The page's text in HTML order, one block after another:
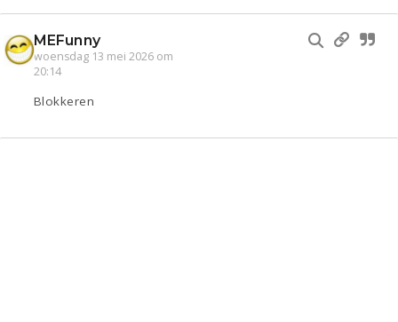
MEFunny
woensdag 13 mei 2026 om
20:14
Blokkeren